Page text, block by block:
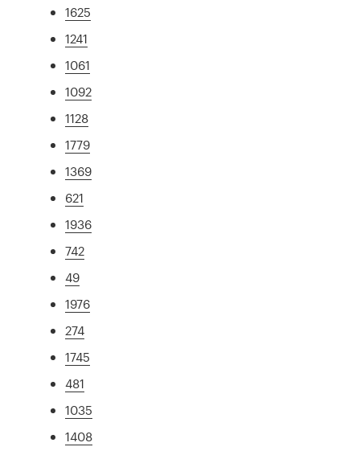
1625
1241
1061
1092
1128
1779
1369
621
1936
742
49
1976
274
1745
481
1035
1408